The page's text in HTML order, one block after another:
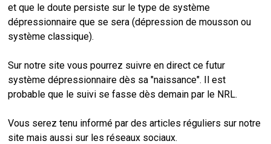
et que le doute persiste sur le type de système
dépressionnaire que se sera (dépression de mousson ou
système classique).
Sur notre site vous pourrez suivre en direct ce futur
système dépressionnaire dès sa "naissance". Il est
probable que le suivi se fasse dès demain par le NRL.
Vous serez tenu informé par des articles réguliers sur notre
site mais aussi sur les réseaux sociaux.